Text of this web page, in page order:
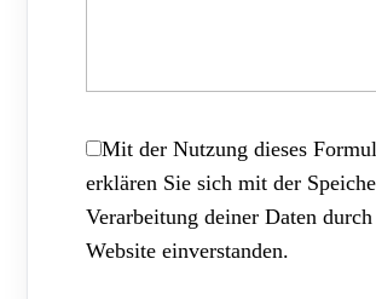
Mit der Nutzung dieses
erklären Sie sich mit der
Verarbeitung deiner Daten durch
Website einverstanden.